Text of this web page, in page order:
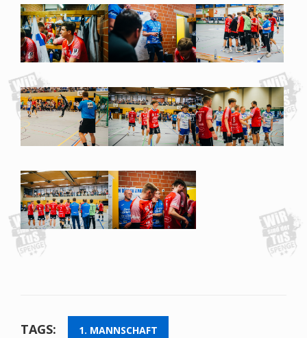
TAGS: 1. MANNSCHAFT